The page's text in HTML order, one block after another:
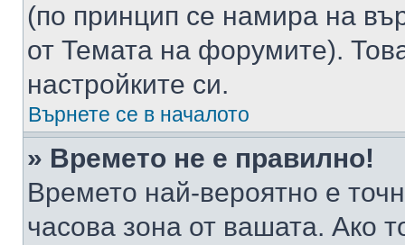
(по принцип се намира на
от Темата на форумите).
настройките си.
Върнете се в началото
» Времето не е правилно!
Времето най-вероятно е
часова зона от вашата. Ако